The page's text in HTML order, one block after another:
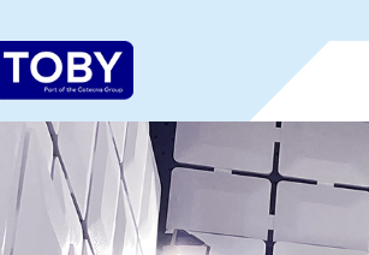
Cotecna集团及下属机构网站
Cotecna是领先的国际检验检测认证机构，